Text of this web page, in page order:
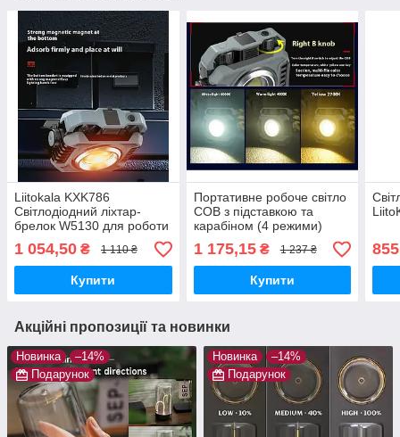
Liitokala KXK786
Світлодіодний ліхтар-
брелок W5130 для роботи
та активного відпочинку
1 054,50 ₴ 1 110 ₴
Купити
Портативне робоче світло
COB з підставкою та
карабіном (4 режими)
Liitokala KXK786
1 175,15₴ 1 237 ₴
Купити
855
Акційні пропозиції та новинки
Новинка
–14%
Подарунок
Новинка
–14%
Подарунок